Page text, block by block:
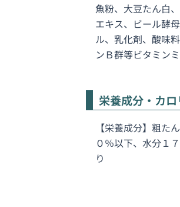
魚粉、大豆たん白
エキス、ビール酵
ル、乳化剤、酸味
ンＢ群等ビタミン
栄養成分・カ
【栄養成分】粗た
０％以下、水分１
り